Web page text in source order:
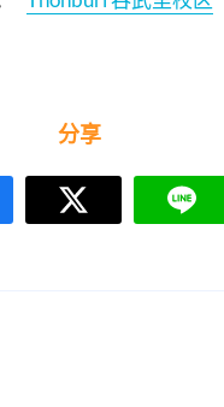
分享